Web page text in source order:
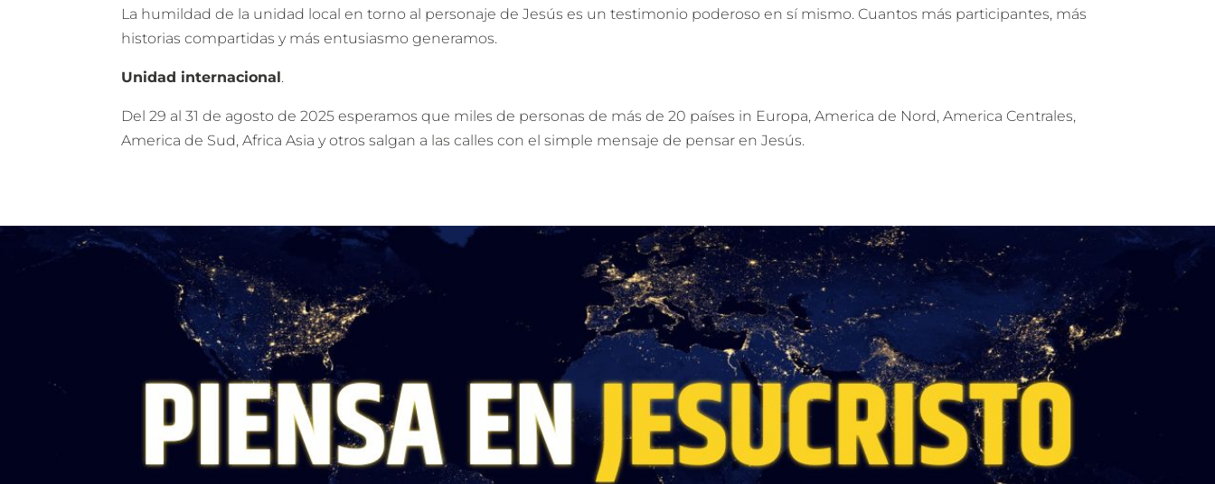
La humildad de la unidad local en torno al personaje de Jesús es un testimonio poderoso en sí mismo. Cuantos más participantes, más
historias compartidas y más entusiasmo generamos.
Unidad internacional.
Del 29 al 31 de agosto de 2025 esperamos que miles de personas de más de 20 países in Europa, America de Nord, America Centrales,
America de Sud, Africa Asia y otros salgan a las calles con el simple mensaje de pensar en Jesús.